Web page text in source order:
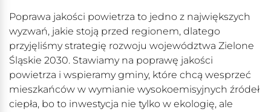
Poprawa jakości powietrza to jedno z największych
wyzwań, jakie stoją przed regionem, dlatego
przyjęliśmy strategię rozwoju województwa Zielone
Śląskie 2030. Stawiamy na poprawę jakości
powietrza i wspieramy gminy, które chcą wesprzeć
mieszkańców w wymianie wysokoemisyjnych źródeł
ciepła, bo to inwestycja nie tylko w ekologię, ale